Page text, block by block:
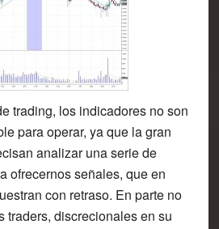
trading, los indicadores no son
para operar, ya que la gran
analizar una serie de
ofrecernos señales, que en
con retraso. En parte no
traders, discrecionales en su